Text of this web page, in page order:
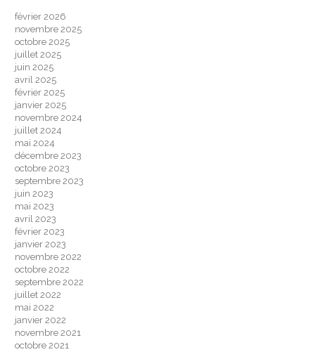
février 2026
novembre 2025
octobre 2025
juillet 2025
juin 2025
avril 2025
février 2025
janvier 2025
novembre 2024
juillet 2024
mai 2024
décembre 2023
octobre 2023
septembre 2023
juin 2023
mai 2023
avril 2023
février 2023
janvier 2023
novembre 2022
octobre 2022
septembre 2022
juillet 2022
mai 2022
janvier 2022
novembre 2021
octobre 2021